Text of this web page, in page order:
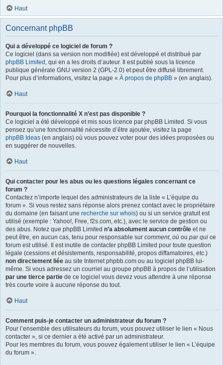
Haut
Concernant phpBB
Qui a développé ce logiciel de forum ?
Ce logiciel (dans sa version non modifiée) est développé et distribué par
phpBB Limited , qui en a les droits d’auteur. Il est publié sous la licence
publique générale GNU version 2 (GPL-2.0) et peut être diffusé librement.
Pour plus d’informations, visitez la page « À propos de phpBB » (en anglais).
Haut
Pourquoi la fonctionnalité X n’est pas disponible ?
Ce logiciel a été développé et mis sous licence par phpBB Limited. Si vous
pensez qu’une fonctionnalité nécessite d’être ajoutée, visitez la page
phpBB Ideas (en anglais) où vous pouvez voter pour des idées proposées ou
en suggérer de nouvelles.
Haut
Qui contacter pour les abus ou les questions légales concernant ce
forum ?
Contactez n’importe lequel des administrateurs de la liste « L’équipe du
forum ». Si vous restez sans réponse alors prenez contact avec le propriétaire
du domaine (en faisant une recherche sur whois) ou si un service gratuit est
utilisé (exemple : Yahoo!, Free, f2s.com, etc.), avec le service de gestion ou
des abus. Notez que phpBB Limited n’a absolument aucun contrôle et ne
peut être, en aucun cas, tenu pour responsable sur comment, où ou par qui ce
forum est utilisé. Il est inutile de contacter phpBB Limited pour toute question
légale (cessions et désistements, responsabilité, propos diffamatoires, etc.)
non directement liée au site Internet phpbb.com ou au logiciel phpBB lui-
même. Si vous adressez un courriel au groupe phpBB à propos de l’utilisation
par une tierce partie de ce logiciel vous devez vous attendre à une réponse
très courte voire à aucune réponse du tout.
Haut
Comment puis-je contacter un administrateur du forum ?
Pour l’ensemble des utilisateurs du forum, vous pouvez utiliser le lien « Nous
contacter », si ce dernier a été activé par un administrateur.
Pour les membres du forum, vous pouvez également utiliser le lien « L’équipe
du forum ».